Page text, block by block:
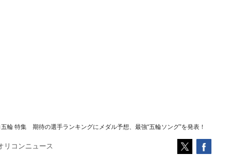
輪 特集 期待の選手ランキングにメダル予想、最強“五輪ソング”を発表！
リコンニュース